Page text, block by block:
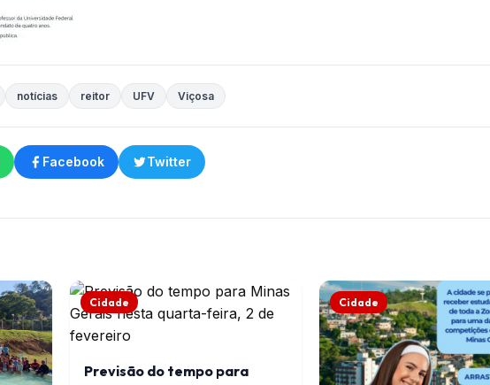
notícias reitor UFV Viçosa
Facebook Twitter
Cidade
Previsão do tempo para
Cidade